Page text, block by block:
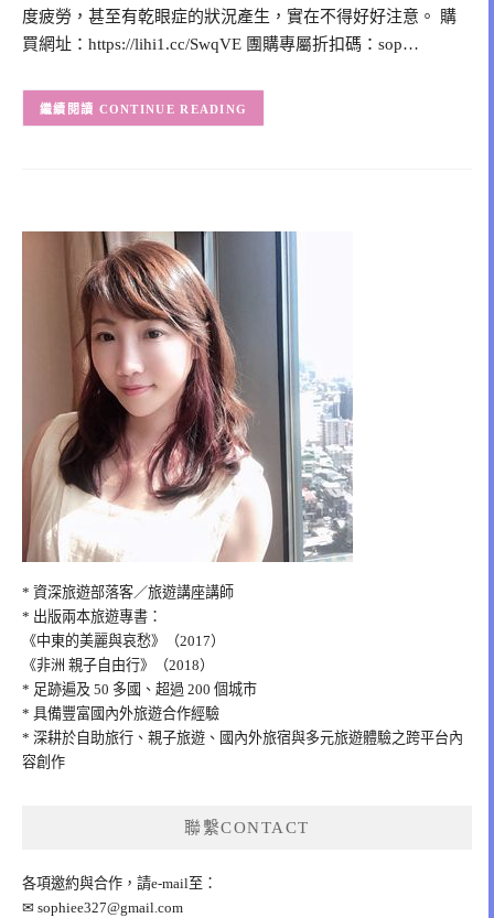
度疲勞，甚至有乾眼症的狀況產生，實在不得好好注意。 購
買網址：https://lihi1.cc/SwqVE 團購專屬折扣碼：sop…
CONTINUE READING
* 資深旅遊部落客／旅遊講座講師
* 出版兩本旅遊專書：
《中東的美麗與哀愁》（2017）
《非洲 親子自由行》（2018）
* 足跡遍及 50 多國、超過 200 個城市
* 具備豐富國內外旅遊合作經驗
* 深耕於自助旅行、親子旅遊、國內外旅宿與多元旅遊體驗之跨平台內
容創作
聯繫CONTACT
各項邀約與合作，請e-mail至：
✉ sophiee327@gmail.com